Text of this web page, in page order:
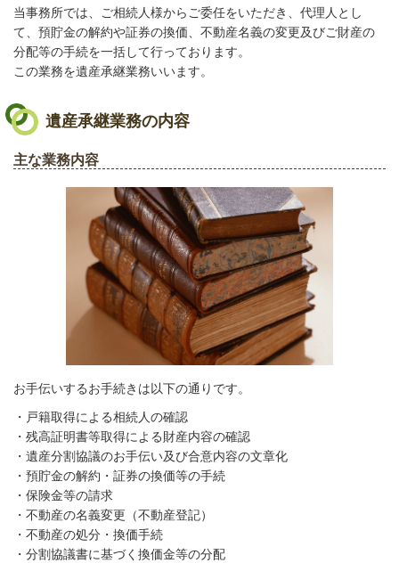
当事務所では、ご相続人様からご委任をいただき、代理人とし
て、預貯金の解約や証券の換価、不動産名義の変更及びご財産の
分配等の手続を一括して行っております。
この業務を遺産承継業務いいます。
遺産承継業務の内容
主な業務内容
お手伝いするお手続きは以下の通りです。
・戸籍取得による相続人の確認
・残高証明書等取得による財産内容の確認
・遺産分割協議のお手伝い及び合意内容の文章化
・預貯金の解約・証券の換価等の手続
・保険金等の請求
・不動産の名義変更（不動産登記）
・不動産の処分・換価手続
・分割協議書に基づく換価金等の分配